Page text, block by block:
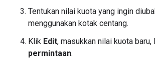
Tentukan nilai kuota yang ingin
menggunakan kotak centang.
Klik Edit, masukkan nilai kuota baru,
permintaan.